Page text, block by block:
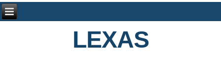
LEXAS